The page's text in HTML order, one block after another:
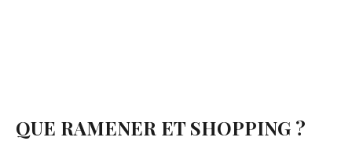
QUE RAMENER ET SHOPPING ?